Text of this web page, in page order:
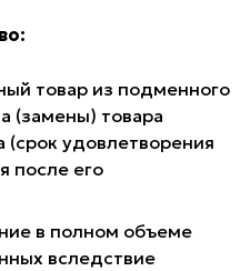
товар из подменного
(замены) товара
удовлетворения
после его
в полном объеме
вследствие